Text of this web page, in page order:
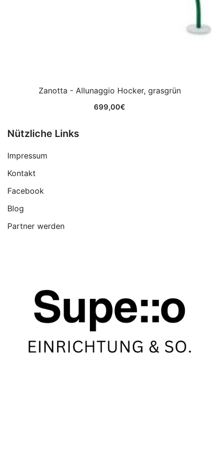
Zanotta - Allunaggio Hocker, grasgrün
699,00€
Nützliche Links
Impressum
Kontakt
Facebook
Blog
Partner werden